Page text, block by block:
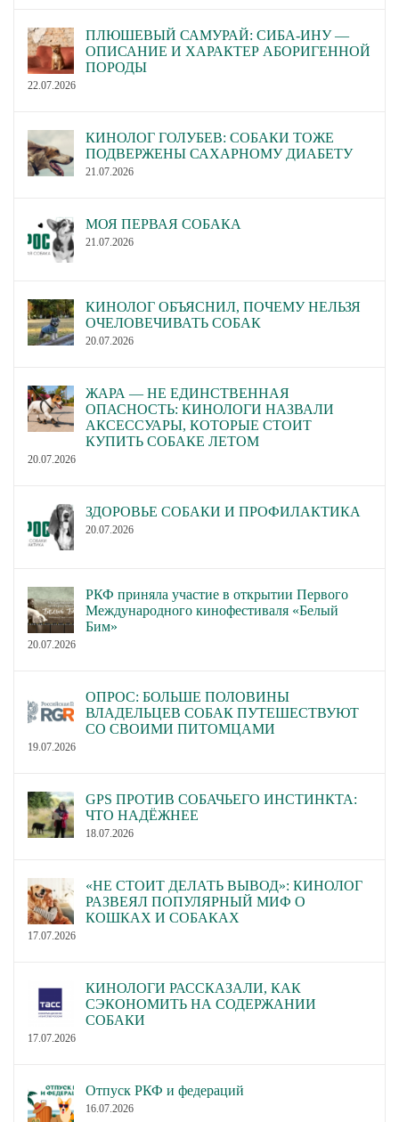
ПЛЮШЕВЫЙ САМУРАЙ: СИБА-ИНУ —
ОПИСАНИЕ И ХАРАКТЕР АБОРИГЕННОЙ
ПОРОДЫ
22.07.2026
КИНОЛОГ ГОЛУБЕВ: СОБАКИ ТОЖЕ
ПОДВЕРЖЕНЫ САХАРНОМУ ДИАБЕТУ
21.07.2026
МОЯ ПЕРВАЯ СОБАКА
21.07.2026
КИНОЛОГ ОБЪЯСНИЛ, ПОЧЕМУ НЕЛЬЗЯ
ОЧЕЛОВЕЧИВАТЬ СОБАК
20.07.2026
ЖАРА — НЕ ЕДИНСТВЕННАЯ
ОПАСНОСТЬ: КИНОЛОГИ НАЗВАЛИ
АКСЕССУАРЫ, КОТОРЫЕ СТОИТ
КУПИТЬ СОБАКЕ ЛЕТОМ
20.07.2026
ЗДОРОВЬЕ СОБАКИ И ПРОФИЛАКТИКА
20.07.2026
РКФ приняла участие в открытии Первого
Международного кинофестиваля «Белый
Бим»
20.07.2026
ОПРОС: БОЛЬШЕ ПОЛОВИНЫ
ВЛАДЕЛЬЦЕВ СОБАК ПУТЕШЕСТВУЮТ
СО СВОИМИ ПИТОМЦАМИ
19.07.2026
GPS ПРОТИВ СОБАЧЬЕГО ИНСТИНКТА:
ЧТО НАДЁЖНЕЕ
18.07.2026
«НЕ СТОИТ ДЕЛАТЬ ВЫВОД»: КИНОЛОГ
РАЗВЕЯЛ ПОПУЛЯРНЫЙ МИФ О
КОШКАХ И СОБАКАХ
17.07.2026
КИНОЛОГИ РАССКАЗАЛИ, КАК
СЭКОНОМИТЬ НА СОДЕРЖАНИИ
СОБАКИ
17.07.2026
Отпуск РКФ и федераций
16.07.2026